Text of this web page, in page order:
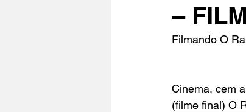
CINECLUBE DAS GAIVOTAS
–
Filmando O
Cinema, cem
(filme final) O